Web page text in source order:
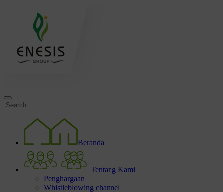
Beranda
Tentang Kami
Penghargaan
Whistleblowing channel